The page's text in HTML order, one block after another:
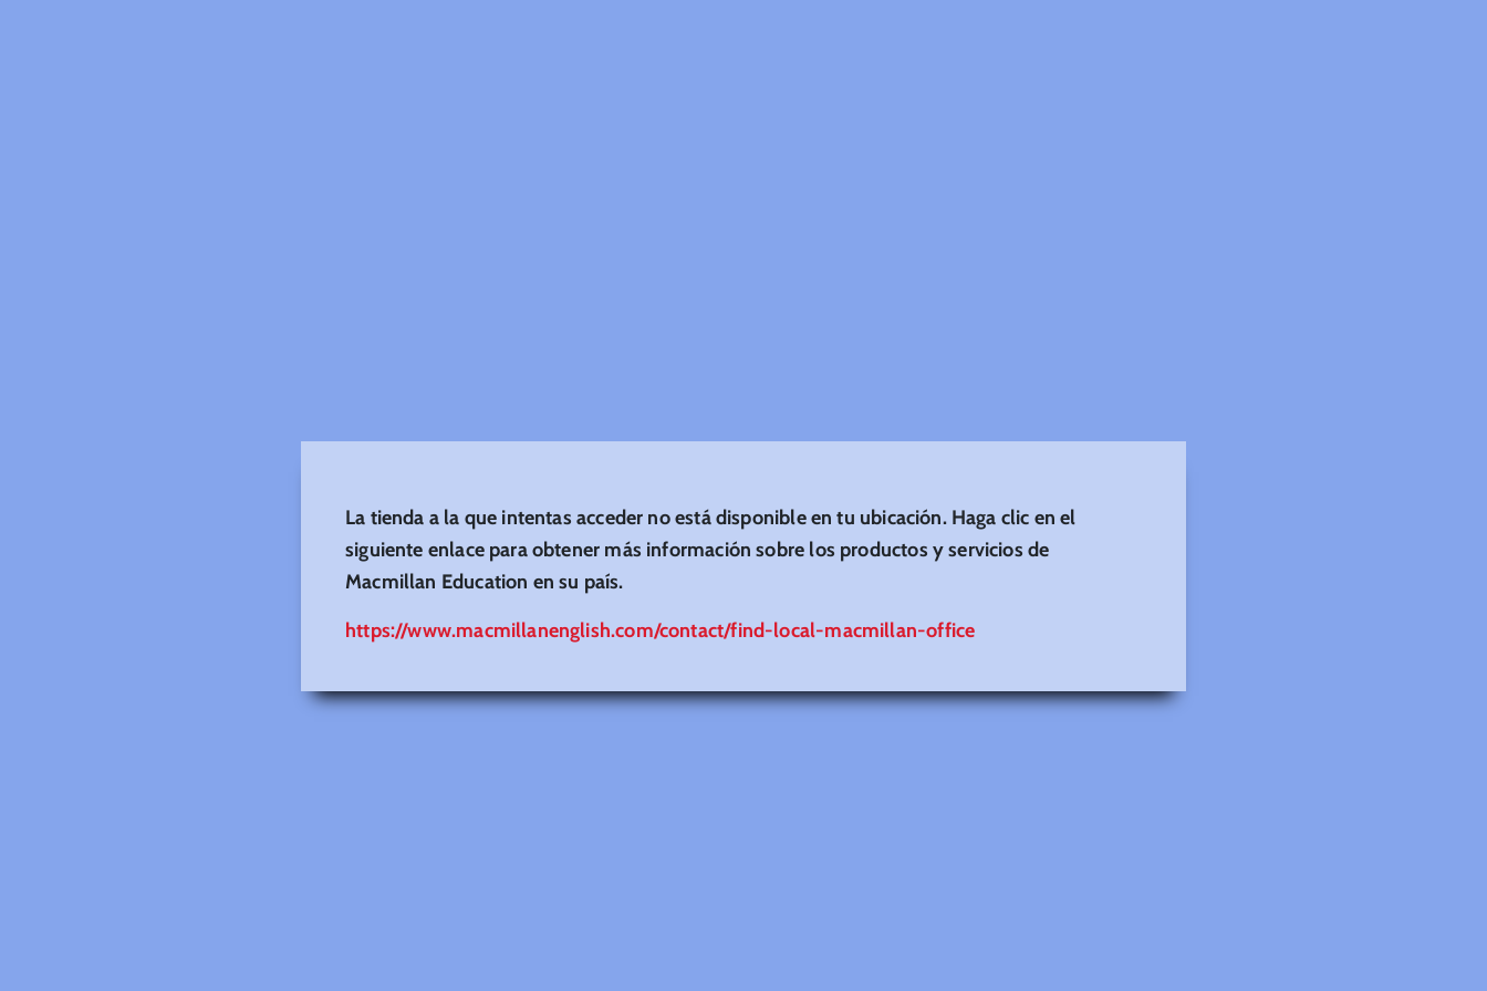
La tienda a la que intentas acceder no está disponible en tu ubicación. Haga clic en el
siguiente enlace para obtener más información sobre los productos y servicios de
Macmillan Education en su país.
https://www.macmillanenglish.com/contact/find-local-macmillan-office